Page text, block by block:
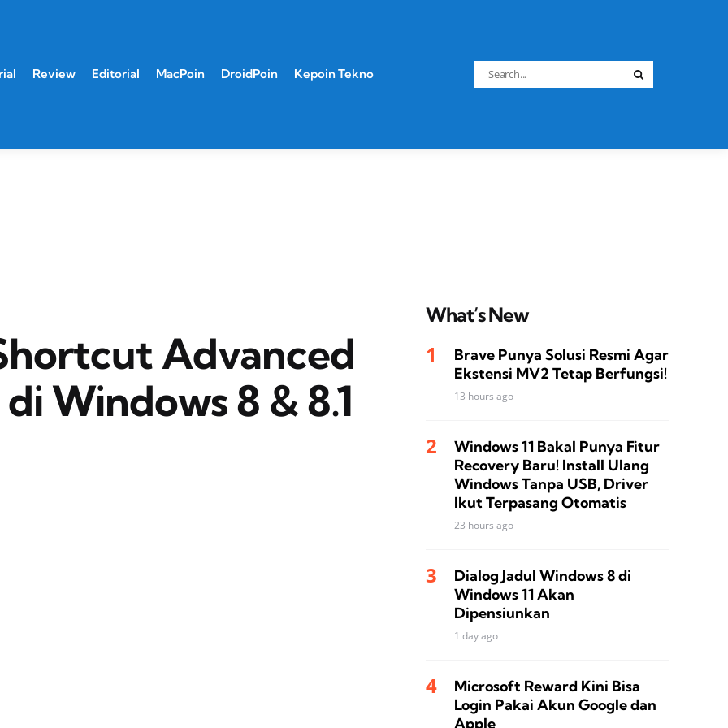
Review Editorial MacPoin DroidPoin Kepoin Tekno
Search
for:
Advanced
Windows 8 & 8.1
What’s New
Brave Punya Solusi Resmi Agar
Ekstensi MV2 Tetap Berfungsi!
13 hours ago
Windows 11 Bakal Punya Fitur
Recovery Baru! Install Ulang
Windows Tanpa USB, Driver
Ikut Terpasang Otomatis
23 hours ago
Dialog Jadul Windows 8 di
Windows 11 Akan
Dipensiunkan
1 day ago
Microsoft Reward Kini Bisa
Login Pakai Akun Google dan
Apple